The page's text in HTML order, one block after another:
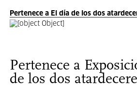
Pertenece a El día de los dos
Pertenece a
de los dos